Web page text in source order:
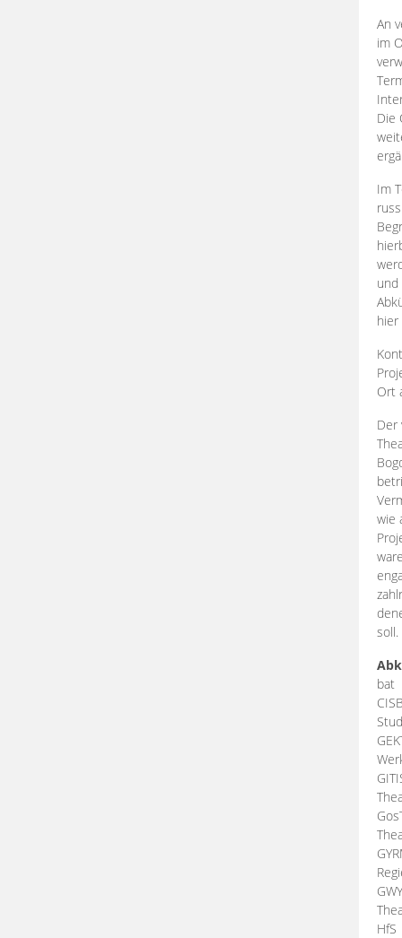
An
im
Die
Im
und
Ort
Der
wie
zahlr
soll.
bat
HfS